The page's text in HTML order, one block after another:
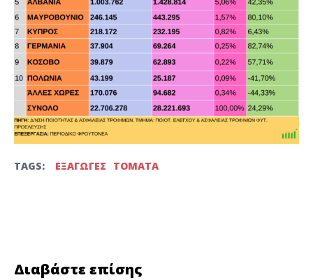
TAGS: ΕΞΑΓΩΓΕΣ ΤΟΜΑΤΑ
Διαβάστε επίσης